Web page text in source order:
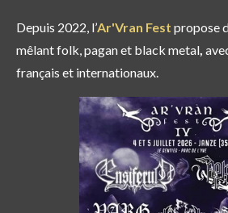
Depuis 2022, l’Ar'Vran Fest propose
mêlantfolk, pagan et black metal,
français et internationaux.